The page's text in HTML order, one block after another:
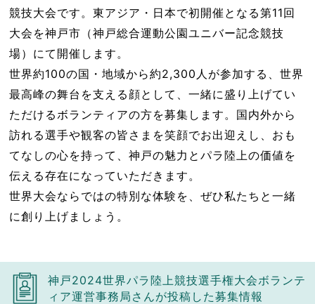
競技大会です。東アジア・日本で初開催となる第11回
大会を神戸市（神戸総合運動公園ユニバー記念競技
場）にて開催します。
世界約100の国・地域から約2,300人が参加する、世界
最高峰の舞台を支える顔として、一緒に盛り上げてい
ただけるボランティアの方を募集します。国内外から
訪れる選手や観客の皆さまを笑顔でお出迎えし、おも
てなしの心を持って、神戸の​魅力とパラ陸上の価値を
伝える存在になっていただきます。​
世界大会ならではの特別な体験を、ぜひ私たちと一緒
に創り上げましょう。
神戸2024世界パラ陸上競技選手権大会ボランテ
ィア運営事務局さんが投稿した募集情報